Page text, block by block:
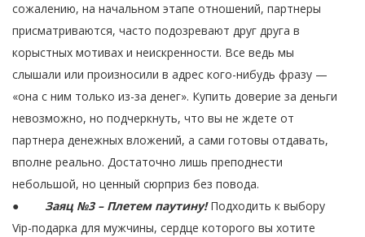
сожалению, на начальном этапе отношений, партнеры
присматриваются, часто подозревают друг друга в
корыстных мотивах и неискренности. Все ведь мы
слышали или произносили в адрес кого-нибудь фразу —
«она с ним только из-за денег». Купить доверие за деньги
невозможно, но подчеркнуть, что вы не ждете от
партнера денежных вложений, а сами готовы отдавать,
вполне реально. Достаточно лишь преподнести
небольшой, но ценный сюрприз без повода.
● Заяц №3 – Плетем паутину!Подходить к выбору
Vip-подарка для мужчины, сердце которого вы хотите